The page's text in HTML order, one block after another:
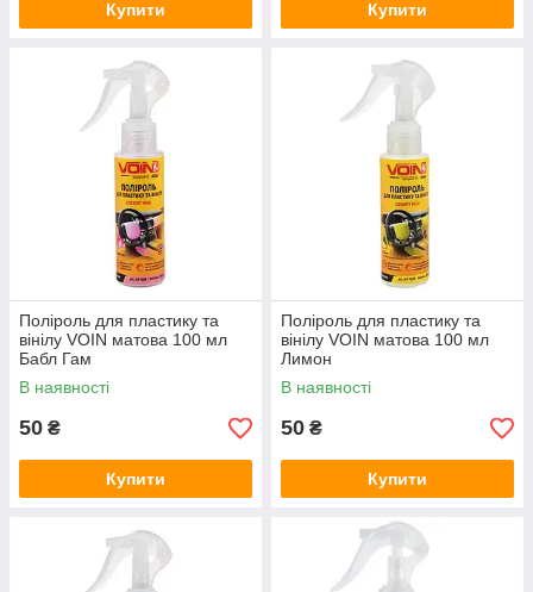
Купити Купити
Поліроль для пластику та
вінілу VOIN матова 100 мл
Бабл Гам
В наявності
50 ₴
Купити
Поліроль для пластику та
вінілу VOIN матова 100 мл
Лимон
В наявності
50 ₴
Купити